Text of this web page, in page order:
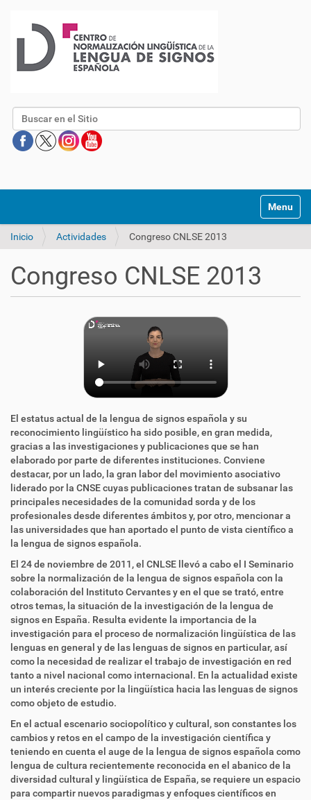
Buscar
Mostrar/
Inicio Actividades Congreso CNLSE 2013
Congreso CNLSE 2013
El estatus actual de la lengua de signos española y su
reconocimiento lingüístico ha sido posible, en gran medida,
gracias a las investigaciones y publicaciones que se han
elaborado por parte de diferentes instituciones. Conviene
destacar, por un lado, la gran labor del movimiento asociativo
liderado por la CNSE cuyas publicaciones tratan de subsanar las
principales necesidades de la comunidad sorda y de los
profesionales desde diferentes ámbitos y, por otro, mencionar a
las universidades que han aportado el punto de vista científico a
la lengua de signos española.
El 24 de noviembre de 2011, el CNLSE llevó a cabo el I Seminario
sobre la normalización de la lengua de signos española con la
colaboración del Instituto Cervantes y en el que se trató, entre
otros temas, la situación de la investigación de la lengua de
signos en España. Resulta evidente la importancia de la
investigación para el proceso de normalización lingüística de las
lenguas en general y de las lenguas de signos en particular, así
como la necesidad de realizar el trabajo de investigación en red
tanto a nivel nacional como internacional. En la actualidad existe
un interés creciente por la lingüística hacia las lenguas de signos
como objeto de estudio.
En el actual escenario sociopolítico y cultural, son constantes los
cambios y retos en el campo de la investigación científica y
teniendo en cuenta el auge de la lengua de signos española como
lengua de cultura recientemente reconocida en el abanico de la
diversidad cultural y lingüística de España, se requiere un espacio
para compartir nuevos paradigmas y enfoques científicos en